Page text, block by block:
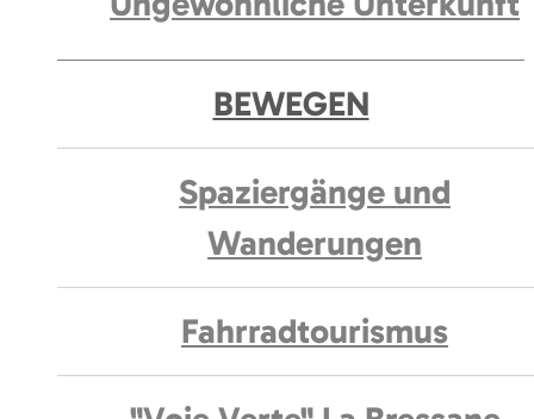
BEWEGEN
Spaziergänge und
Wanderungen
Fahrradtourismus